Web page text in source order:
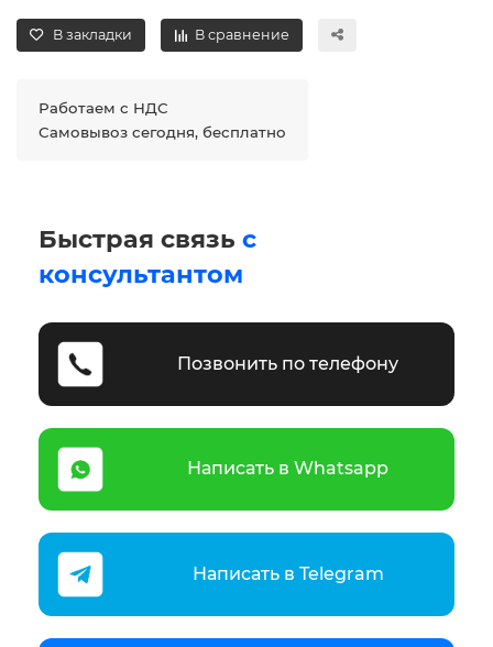
В закладки В сравнение
Работаем с НДС
Самовывоз сегодня, бесплатно
Быстрая связь с
консультантом
Позвонить по телефону
Написать в Whatsapp
Написать в Telegram